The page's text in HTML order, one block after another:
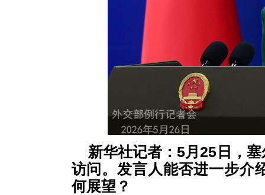
新华社记者：5月25日，
访问。发言人能否进一步介
何展望？